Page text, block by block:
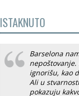
ISTAKNUTO
Barselona
ignorišu, kao
Ali u
pokazuju